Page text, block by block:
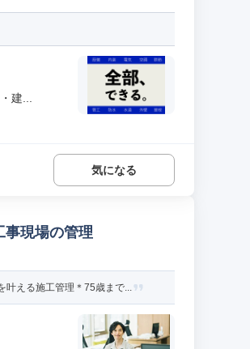
建...
気になる
事現場の管理
叶える施工管理＊75歳まで...